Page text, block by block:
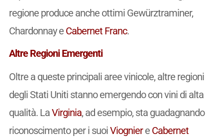
regione produce anche ottimi Gewürztraminer,
Chardonnay e Cabernet Franc.
Altre Regioni Emergenti
Oltre a queste principali aree vinicole, altre regioni
degli Stati Uniti stanno emergendo con vini di alta
qualità. LaVirginia, ad esempio, sta guadagnando
riconoscimento per i suoiViogniere Cabernet